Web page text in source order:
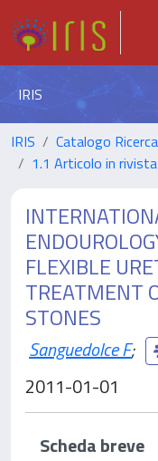
IRIS
IRIS Catalogo Ricerca
1.1 Articolo in rivista
FLEXIBLE
TREATMENT
STONES
Sanguedolce F;
2011-01-01
Scheda breve